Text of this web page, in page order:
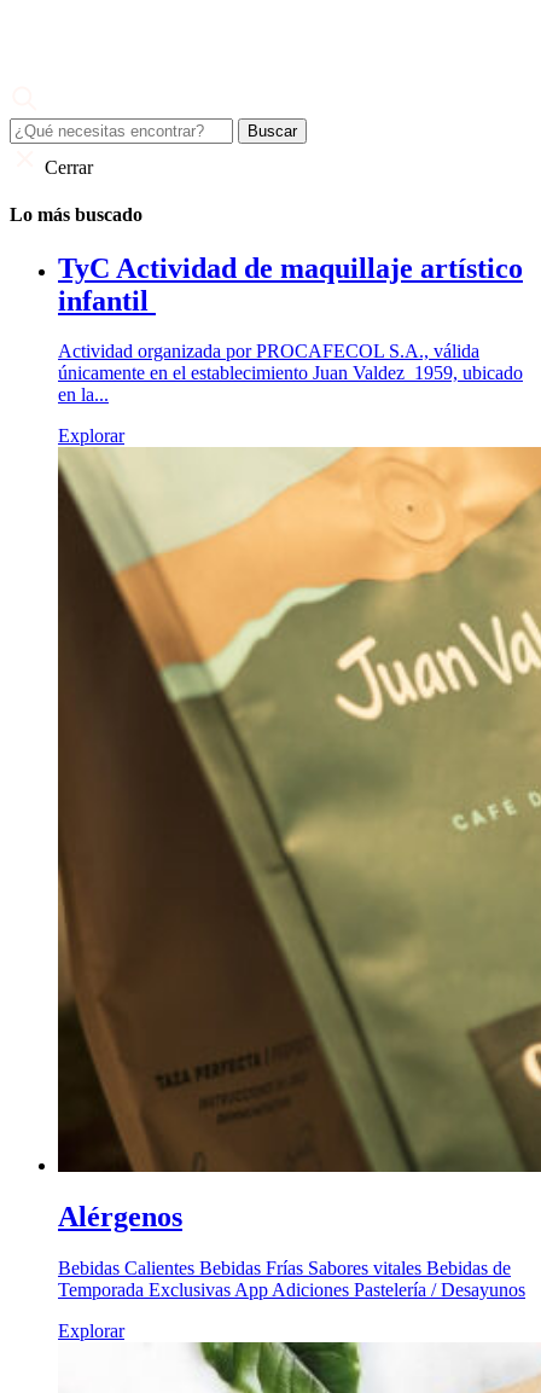
Cerrar
Lo más buscado
TyC Actividad de maquillaje artístico
infantil
Actividad organizada por PROCAFECOL S.A., válida
únicamente en el establecimiento Juan Valdez 1959, ubicado
en la...
Explorar
Alérgenos
Bebidas Calientes Bebidas Frías Sabores vitales Bebidas de
Temporada Exclusivas App Adiciones Pastelería / Desayunos
Explorar